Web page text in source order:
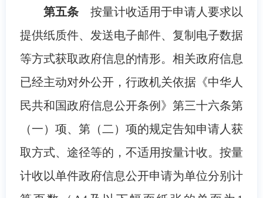
第五条按量计收适用于申请人要求以
提供纸质件、发送电子邮件、复制电子数据
等方式获取政府信息的情形。相关政府信息
已经主动对外公开，行政机关依据《中华人
民共和国政府信息公开条例》第三十六条第
（一）项、第（二）项的规定告知申请人获
取方式、途径等的，不适用按量计收。按量
计收以单件政府信息公开申请为单位分别计